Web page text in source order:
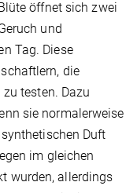
öffnet sich zwei
und
Tag. Diese
die
testen. Dazu
sie normalerweise
Duft
im gleichen
wurden, allerdings